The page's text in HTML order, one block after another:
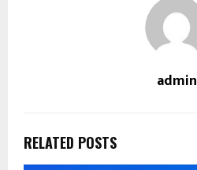
admin
RELATED POSTS